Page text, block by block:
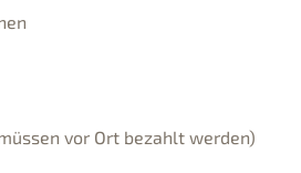
vor Ort bezahlt werden)